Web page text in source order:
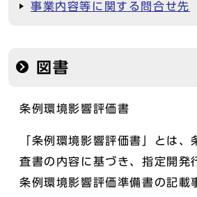
事業内容等に関する問合せ先
図書
条例環境影響評価書
「条例環境影響評価書」とは、
査書の内容に基づき、指定開発
条例環境影響評価準備書の記載